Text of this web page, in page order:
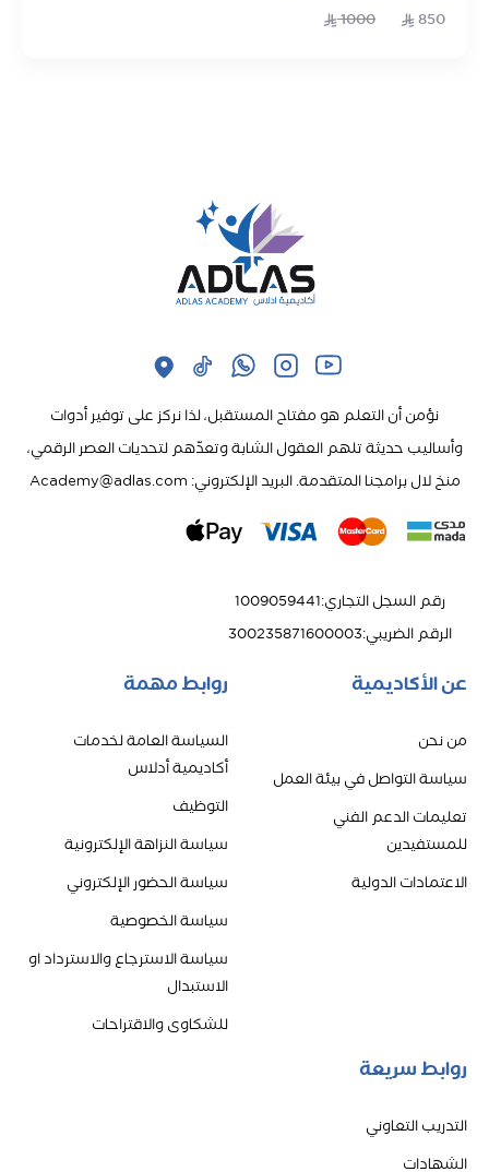
850
1000
نؤمن أن التعلم هو مفتاح المستقبل، لذا نركز على توفير أدوات
وأساليب حديثة تلهم العقول الشابة وتعدّهم لتحديات العصر الرقمي،
منخ لال برامجنا المتقدمة. البريد الإلكتروني: Academy@adlas.com
رقم السجل التجاري:
1009059441
الرقم الضريبي:
300235871600003
عن الأكاديمية
من نحن
سياسة التواصل في بيئة العمل
تعليمات الدعم الفني
للمستفيدين
الاعتمادات الدولية
روابط مهمة
السياسة العامة لخدمات
أكاديمية أدلاس
التوظيف
سياسة النزاهة الإلكترونية
سياسة الحضور الإلكتروني
سياسة الخصوصية
سياسة الاسترجاع والاسترداد او
الاستبدال
للشكاوى والاقتراحات
روابط سريعة
التدريب التعاوني
الشهادات